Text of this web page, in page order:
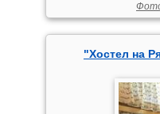
"Хостел на